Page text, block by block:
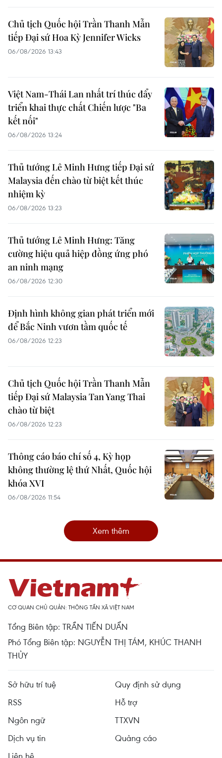
Chủ tịch Quốc hội Trần Thanh Mẫn
tiếp Đại sứ Hoa Kỳ Jennifer Wicks
06/08/2026 13:43
Việt Nam-Thái Lan nhất trí thúc đẩy
triển khai thực chất Chiến lược "Ba
kết nối"
06/08/2026 13:24
Thủ tướng Lê Minh Hưng tiếp Đại sứ
Malaysia đến chào từ biệt kết thúc
nhiệm kỳ
06/08/2026 13:23
Thủ tướng Lê Minh Hưng: Tăng
cường hiệu quả hiệp đồng ứng phó
an ninh mạng
06/08/2026 12:30
Định hình không gian phát triển mới
để Bắc Ninh vươn tầm quốc tế
06/08/2026 12:23
Chủ tịch Quốc hội Trần Thanh Mẫn
tiếp Đại sứ Malaysia Tan Yang Thai
chào từ biệt
06/08/2026 12:23
Thông cáo báo chí số 4, Kỳ họp
không thường lệ thứ Nhất, Quốc hội
khóa XVI
06/08/2026 11:54
Xem thêm
CƠ QUAN CHỦ QUẢN: THÔNG TẤN XÃ VIỆT NAM
Tổng Biên tập: TRẦN TIẾN DUẨN
Phó Tổng Biên tập: NGUYỄN THỊ TÁM, KHÚC THANH
THỦY
Sở hữu trí tuệ
Quy định sử dụng
RSS
Hỗ trợ
Ngôn ngữ
TTXVN
Dịch vụ tin
Quảng cáo
Liên hệ